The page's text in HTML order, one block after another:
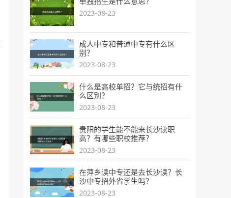
2023-08-23
成人中专和普通中专有什么区
别？
2023-08-23
什么是高校单招？它与统招有什
么区别？
2023-08-23
贵阳的学生能不能来长沙读职
高？有哪些职校推荐？
2023-08-23
在萍乡读中专还是去长沙读？长
沙中专招外省学生吗？
2023-08-23